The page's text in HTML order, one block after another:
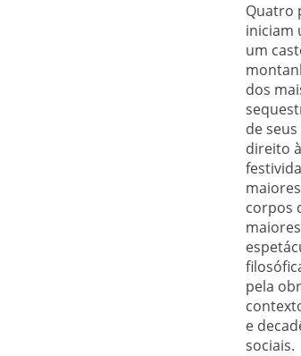
Quatro
iniciam
um
dos
de
direito
corpos
pela
e
sociais.